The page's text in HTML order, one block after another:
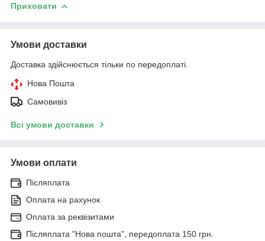
Приховати
Умови доставки
Доставка здійснюється тільки по передоплаті.
Нова Пошта
Самовивіз
Всі умови доставки
Умови оплати
Післяплата
Оплата на рахунок
Оплата за реквізитами
Післяплата "Нова пошта", передоплата 150 грн.